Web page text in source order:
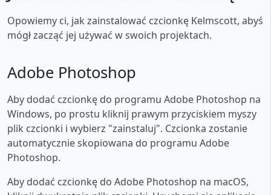
Opowiemy ci, jak zainstalować czcionkę Kelmscott, abyś
mógł zacząć jej używać w swoich projektach.
Adobe Photoshop
Aby dodać czcionkę do programu Adobe Photoshop na
Windows, po prostu kliknij prawym przyciskiem myszy
plik czcionki i wybierz "zainstaluj". Czcionka zostanie
automatycznie skopiowana do programu Adobe
Photoshop.
Aby dodać czcionkę do Adobe Photoshop na macOS,